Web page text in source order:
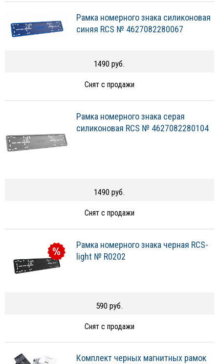
Рамка номерного знака силиконовая
синяя RCS № 4627082280067
1490 руб.
Снят с продажи
Рамка номерного знака серая
силиконовая RCS № 4627082280104
1490 руб.
Снят с продажи
Рамка номерного знака черная RCS-
light № R0202
590 руб.
Снят с продажи
Комплект черных магнитных рамок